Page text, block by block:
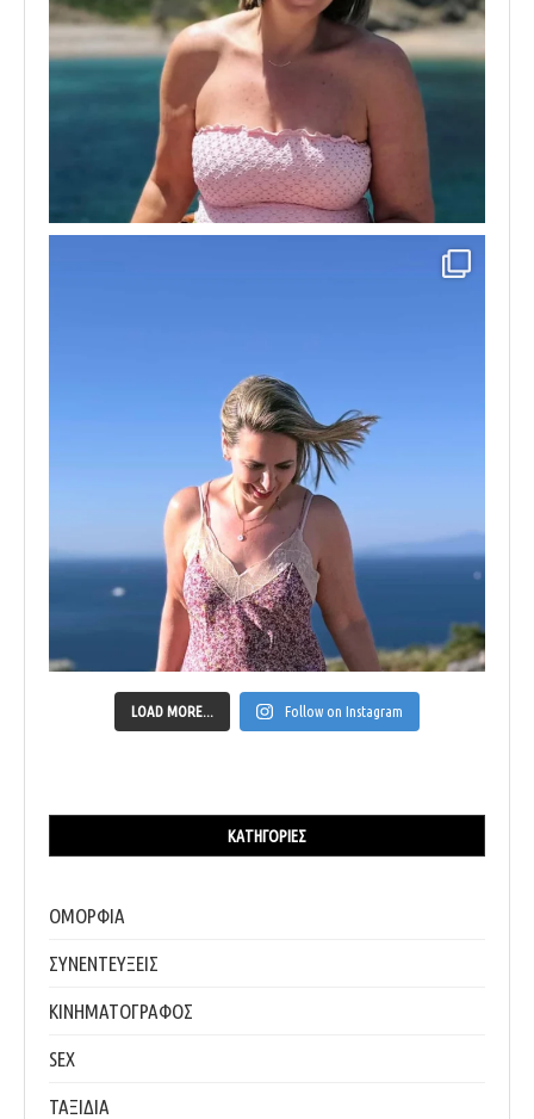
LOAD MORE... Follow on Instagram
ΚΑΤΗΓΟΡΊΕΣ
ΟΜΟΡΦΙΑ
ΣΥΝΕΝΤΕΥΞΕΙΣ
ΚΙΝΗΜΑΤΟΓΡΑΦΟΣ
SEX
ΤΑΞΙΔΙΑ